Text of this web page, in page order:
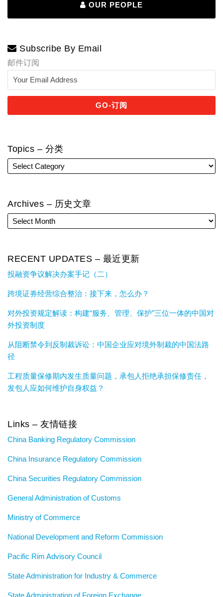
OUR PEOPLE
Subscribe By Email
邮件订阅
Topics – 分类
Archives – 历史文章
RECENT UPDATES – 最近更新
投融资争议解决办案手记（二）
跨境证券经营综合整治：接下来，怎么办？
对外投资规定解读：构建“服务、管理、保护”三位一体的中国对
外投资制度
从阻断禁令到反制裁诉讼：中国企业应对境外制裁的中国法路
径
工程质量保修期内发生质量问题，承包人拒绝承担保修责任，
发包人应如何维护自身权益？
Links – 友情链接
China Banking Regulatory Commission
China Insurance Regulatory Commission
China Securities Regulatory Commission
General Administration of Customs
Ministry of Commerce
National Development and Reform Commission
Pacific Rim Advisory Council
State Administration for Industry & Commerce